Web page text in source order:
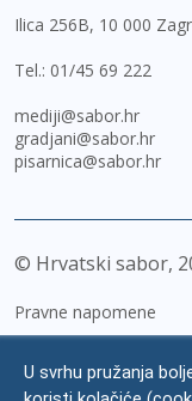
Ilica 256B, 10 000
Tel.: 01/45 69 222
mediji@sabor.hr
gradjani@sabor.hr
pisarnica@sabor.hr
© Hrvatski sabor,
Pravne napomene
Zaštita osobnih
U svrhu pružanja